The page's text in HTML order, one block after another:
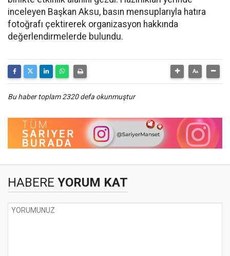
inceleyen Başkan Aksu, basın mensuplarıyla hatıra
fotoğrafı çektirerek organizasyon hakkında
değerlendirmelerde bulundu.
Bu haber toplam 2320 defa okunmuştur
HABERE YORUM KAT